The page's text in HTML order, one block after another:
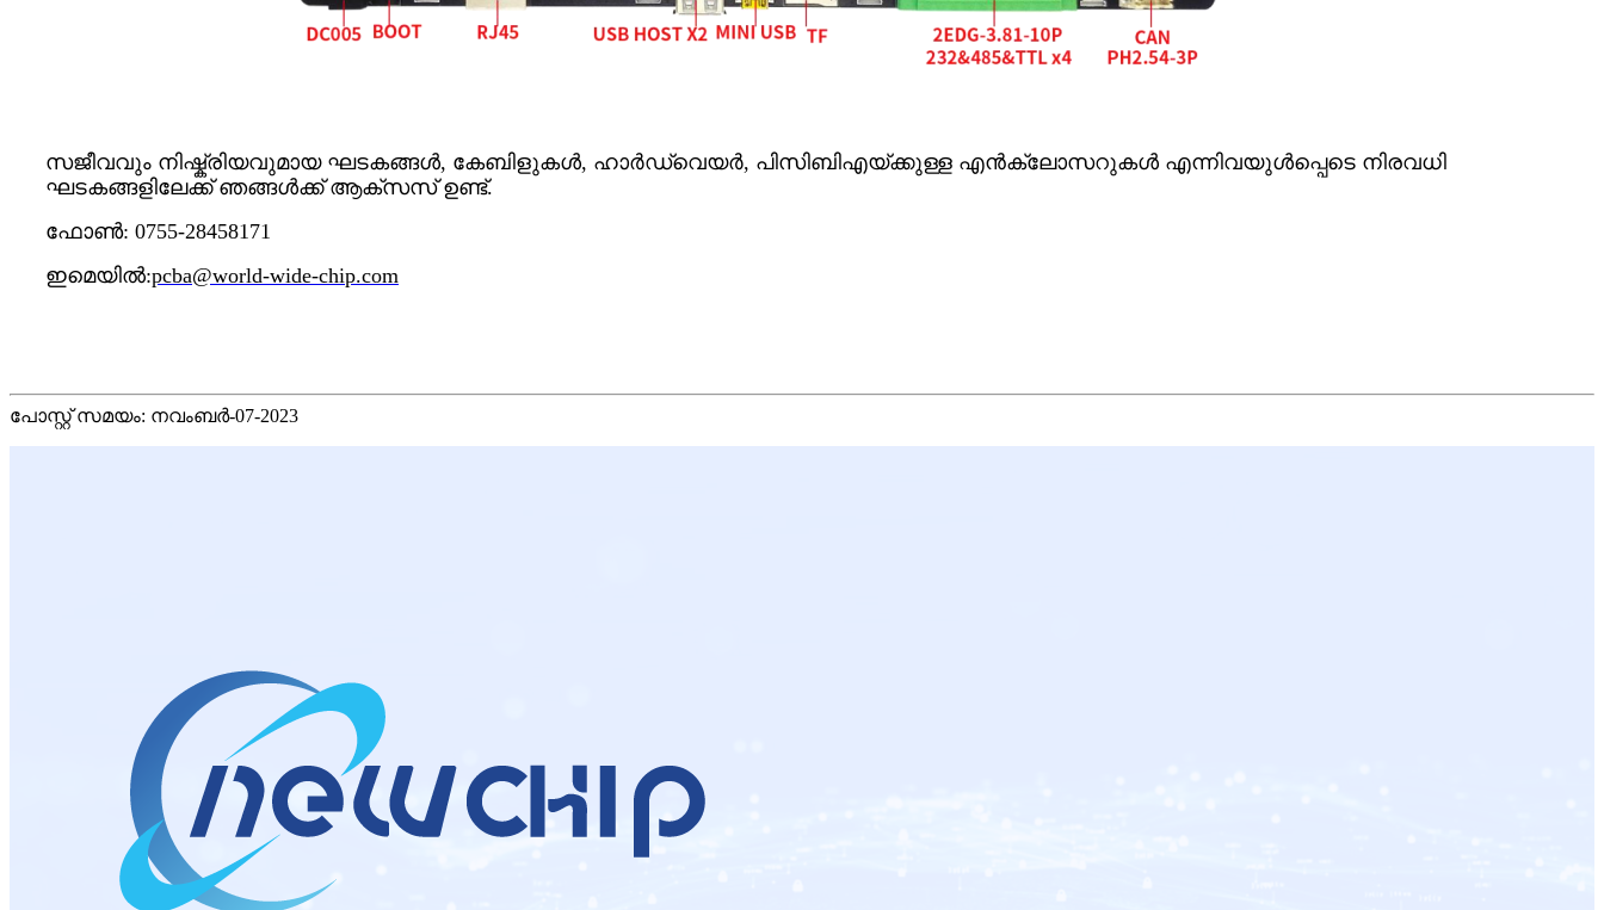
സജീവവും നിഷ്ക്രിയവുമായ ഘടകങ്ങൾ, കേബിളുകൾ, ഹാർഡ്‌വെയർ, പിസിബിഎയ്‌ക്കുള്ള എൻക്ലോസറുകൾ എന്നിവയുൾപ്പെടെ നിരവധി
ഘടകങ്ങളിലേക്ക് ഞങ്ങൾക്ക് ആക്‌സസ് ഉണ്ട്.
ഫോൺ: 0755-28458171
ഇമെയിൽ:pcba@world-wide-chip.com
പോസ്റ്റ് സമയം: നവംബർ-07-2023